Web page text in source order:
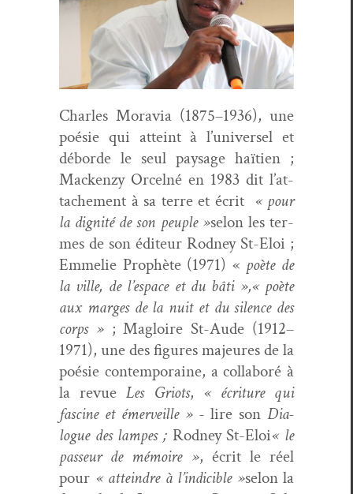
Charles Moravia (1875–1936), une
poésie qui atteint à l’u­ni­versel et
débor­de le seul paysage haï­tien ;
Macken­zy Orcel­né en 1983 dit l’at­
tache­ment à sa terre et écrit « pour
la dig­nité de son peu­ple »selon les ter­
mes de son édi­teur Rod­ney St-Eloi ;
Emmelie Prophète (1971) « poète de
la ville, de l’e­space et du bâti »,« poète
aux marges de la nuit et du silence des
corps »; Magloire St-Aude (1912–
1971), une des fig­ures majeures de la
poésie con­tem­po­raine, a col­laboré à
la revue Les Gri­ots, « écri­t­ure qui
fascine et émer­veille » - lire son Dia­
logue des lam­pes ; Rod­ney St-Eloi« le
passeur de mémoire », écrit le réel
pour « attein­dre à l’indi­ci­ble »selon la